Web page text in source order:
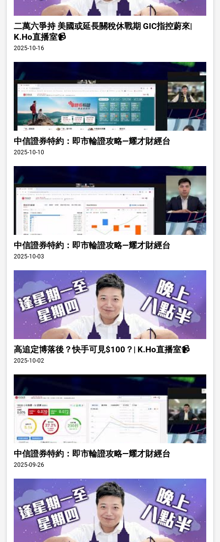
二萬六爭持 美國或延長關稅休戰期 GIC指控蔚來|
K.Ho直播室📹
2025-10-16
中信證券特約：即市輪證攻略—耀才財經台
2025-10-10
中信證券特約：即市輪證攻略—耀才財經台
2025-10-03
高追定博落後？快手可見$100？| K.Ho直播室📹
2025-10-02
中信證券特約：即市輪證攻略—耀才財經台
2025-09-26